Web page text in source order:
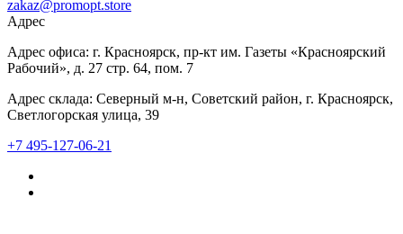
zakaz@promopt.store
Адрес
Адрес офиса: г. Красноярск, пр-кт им. Газеты «Красноярский
Рабочий», д. 27 стр. 64, пом. 7
Адрес склада: Северный м-н, Советский район, г. Красноярск,
Светлогорская улица, 39
+7 495-127-06-21